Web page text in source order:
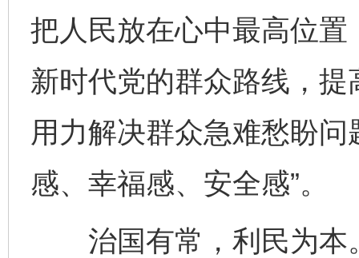
把人民放在心中最高位
新时代党的群众路线，
用力解决群众急难愁盼
感、幸福感、安全感”。
治国有常，利民为本